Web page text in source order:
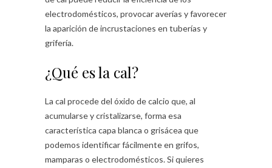
electrodomésticos, provocar averías y favorecer
la aparición de incrustaciones en tuberías y
grifería.
¿Qué es la cal?
La cal procede del óxido de calcio que, al
acumularse y cristalizarse, forma esa
característica capa blanca o grisácea que
podemos identificar fácilmente en grifos,
mamparas o electrodomésticos. Si quieres